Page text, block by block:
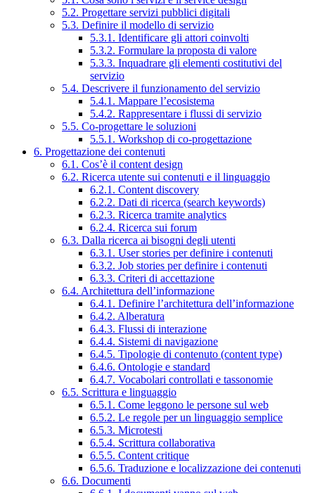
5.2. Progettare servizi pubblici digitali
5.3. Definire il modello di servizio
5.3.1. Identificare gli attori coinvolti
5.3.2. Formulare la proposta di valore
5.3.3. Inquadrare gli elementi costitutivi del
servizio
5.4. Descrivere il funzionamento del servizio
5.4.1. Mappare l’ecosistema
5.4.2. Rappresentare i flussi di servizio
5.5. Co-progettare le soluzioni
5.5.1. Workshop di co-progettazione
6. Progettazione dei contenuti
6.1. Cos’è il content design
6.2. Ricerca utente sui contenuti e il linguaggio
6.2.1. Content discovery
6.2.2. Dati di ricerca (search keywords)
6.2.3. Ricerca tramite analytics
6.2.4. Ricerca sui forum
6.3. Dalla ricerca ai bisogni degli utenti
6.3.1. User stories per definire i contenuti
6.3.2. Job stories per definire i contenuti
6.3.3. Criteri di accettazione
6.4. Architettura dell’informazione
6.4.1. Definire l’architettura dell’informazione
6.4.2. Alberatura
6.4.3. Flussi di interazione
6.4.4. Sistemi di navigazione
6.4.5. Tipologie di contenuto (content type)
6.4.6. Ontologie e standard
6.4.7. Vocabolari controllati e tassonomie
6.5. Scrittura e linguaggio
6.5.1. Come leggono le persone sul web
6.5.2. Le regole per un linguaggio semplice
6.5.3. Microtesti
6.5.4. Scrittura collaborativa
6.5.5. Content critique
6.5.6. Traduzione e localizzazione dei contenuti
6.6. Documenti